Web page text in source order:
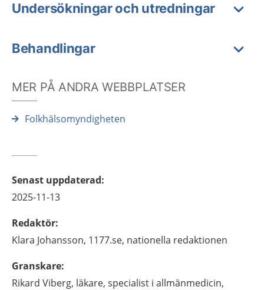
Undersökningar och utredningar
Behandlingar
MER PÅ ANDRA WEBBPLATSER
Folkhälsomyndigheten
Senast uppdaterad:
2025-11-13
Redaktör:
Klara Johansson, 1177.se, nationella redaktionen
Granskare:
Rikard Viberg, läkare, specialist i allmänmedicin,